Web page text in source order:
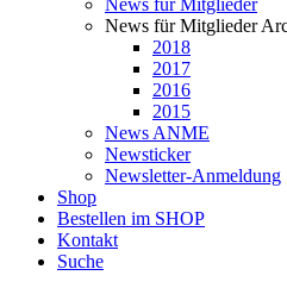
News für Mitglieder
News für Mitglieder
2018
2017
2016
2015
News ANME
Newsticker
Newsletter-Anmeldung
Shop
Bestellen im SHOP
Kontakt
Suche